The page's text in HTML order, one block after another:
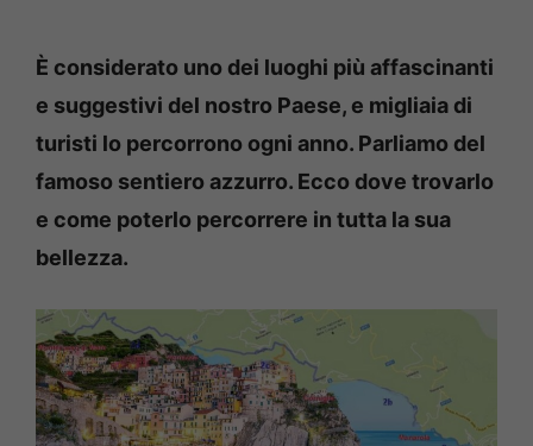
È considerato uno dei luoghi più affascinanti
e suggestivi del nostro Paese, e migliaia di
turisti lo percorrono ogni anno. Parliamo del
famoso sentiero azzurro. Ecco dove trovarlo
e come poterlo percorrere in tutta la sua
bellezza.